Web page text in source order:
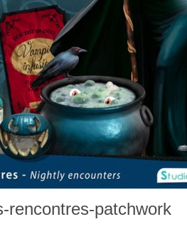
rencontres-patchwork